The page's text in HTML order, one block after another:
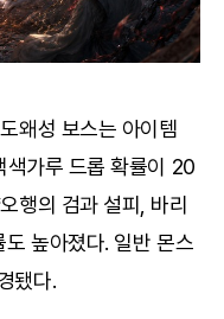
왜성 보스는 아이템
색가루 드롭 확률이 20
행의 검과 설피, 바리
높아졌다. 일반 몬스
됐다.